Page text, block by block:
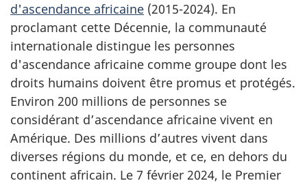
d'ascendance africaine (2015-2024). En
proclamant cette Décennie, la communauté
internationale distingue les personnes
d'ascendance africaine comme groupe dont les
droits humains doivent être promus et protégés.
Environ 200 millions de personnes se
considérant d’ascendance africaine vivent en
Amérique. Des millions d’autres vivent dans
diverses régions du monde, et ce, en dehors du
continent africain. Le 7 février 2024, le Premier